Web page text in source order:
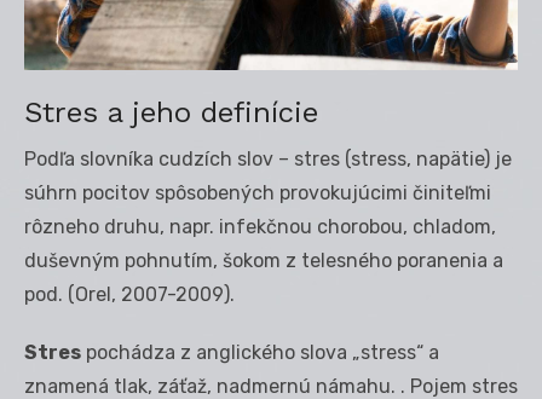
Stres a jeho definície
Podľa slovníka cudzích slov – stres (stress, napätie) je
súhrn pocitov spôsobených provokujúcimi činiteľmi
rôzneho druhu, napr. infekčnou chorobou, chladom,
duševným pohnutím, šokom z telesného poranenia a
pod. (Orel, 2007-2009).
Stres pochádza z anglického slova „stress“ a
znamená tlak, záťaž, nadmernú námahu. . Pojem stres